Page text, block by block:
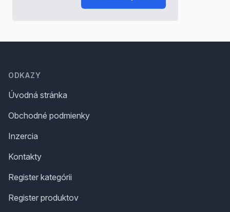
ODKAZY
Úvodná stránka
Obchodné podmienky
Inzercia
Kontakty
Register kategórii
Register produktov